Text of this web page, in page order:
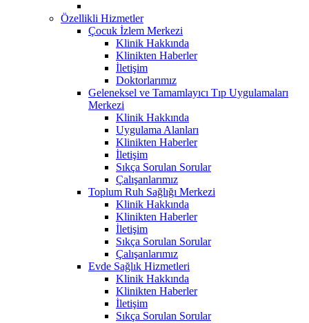
Özellikli Hizmetler
Çocuk İzlem Merkezi
Klinik Hakkında
Klinikten Haberler
İletişim
Doktorlarımız
Geleneksel ve Tamamlayıcı Tıp Uygulamaları
Merkezi
Klinik Hakkında
Uygulama Alanları
Klinikten Haberler
İletişim
Sıkça Sorulan Sorular
Çalışanlarımız
Toplum Ruh Sağlığı Merkezi
Klinik Hakkında
Klinikten Haberler
İletişim
Sıkça Sorulan Sorular
Çalışanlarımız
Evde Sağlık Hizmetleri
Klinik Hakkında
Klinikten Haberler
İletişim
Sıkça Sorulan Sorular